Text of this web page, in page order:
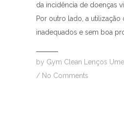
da incidência de doenças
Por outro lado, a utilização
inadequados e sem boa
by Gym Clean Lenços
/ No Comments